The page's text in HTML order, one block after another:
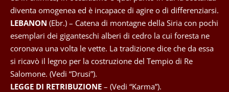
diventa omogenea ed è incapace di agire o di differenziarsi.
LEBANON (Ebr.) – Catena di montagne della Siria con pochi
esemplari dei giganteschi alberi di cedro la cui foresta ne
coronava una volta le vette. La tradizione dice che da essa
si ricavò il legno per la costruzione del Tempio di Re
Salomone. (Vedi “Drusi”).
LEGGE DI RETRIBUZIONE – (Vedi “Karma”).